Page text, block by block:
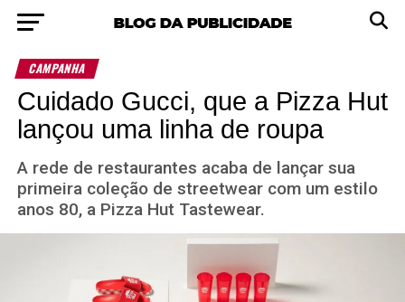
CAMPANHA
Cuidado Gucci, que a Pizza Hut
lançou uma linha de roupa
A rede de restaurantes acaba de lançar sua
primeira coleção de streetwear com um estilo
anos 80, a Pizza Hut Tastewear.